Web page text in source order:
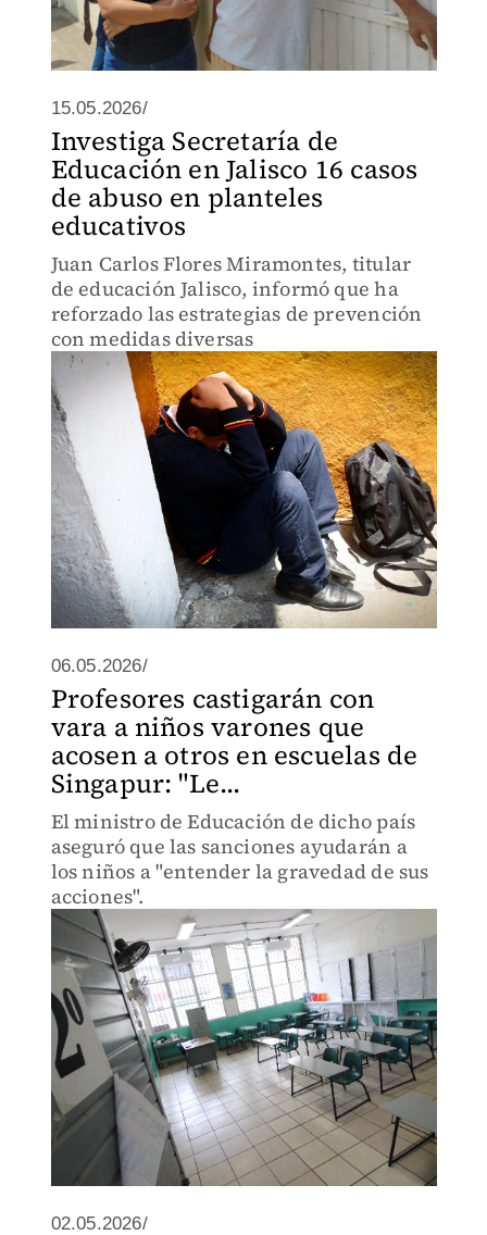
15.05.2026/
Investiga Secretaría de
Educación en Jalisco 16 casos
de abuso en planteles
educativos
Juan Carlos Flores Miramontes, titular
de educación Jalisco, informó que ha
reforzado las estrategias de prevención
con medidas diversas
06.05.2026/
Profesores castigarán con
vara a niños varones que
acosen a otros en escuelas de
Singapur: "Le...
El ministro de Educación de dicho país
aseguró que las sanciones ayudarán a
los niños a "entender la gravedad de sus
acciones".
02.05.2026/